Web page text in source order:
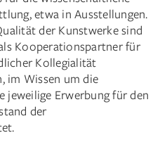
etwa in Ausstellungen.
der Kunstwerke sind
Kooperationspartner für
Kollegialität
im Wissen um die
jeweilige Erwerbung für den
der